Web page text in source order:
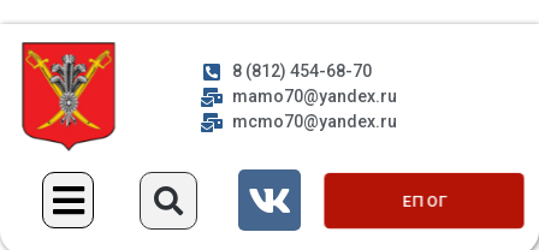
8 (812) 454-68-70
mamo70@yandex.ru
mcmo70@yandex.ru
ЕП ОГ